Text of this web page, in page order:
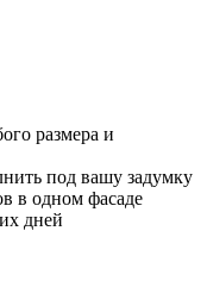
размера и
под вашу задумку
в одном фасаде
дней